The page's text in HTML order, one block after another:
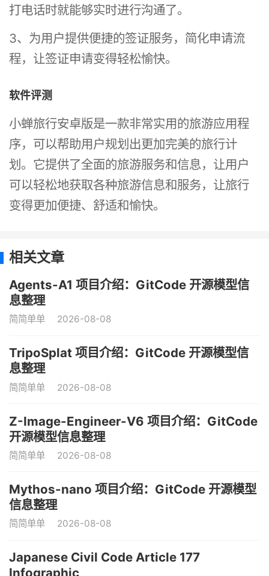
打电话时就能够实时进行沟通了。
3、为用户提供便捷的签证服务，简化申请流
程，让签证申请变得轻松愉快。
软件评测
小蝉旅行安卓版是一款非常实用的旅游应用程
序，可以帮助用户规划出更加完美的旅行计
划。它提供了全面的旅游服务和信息，让用户
可以轻松地获取各种旅游信息和服务，让旅行
变得更加便捷、舒适和愉快。
相关文章
Agents-A1 项目介绍：GitCode 开源模型信
息整理
简简单单 2026-08-08
TripoSplat 项目介绍：GitCode 开源模型信
息整理
简简单单 2026-08-08
Z-Image-Engineer-V6 项目介绍：GitCode
开源模型信息整理
简简单单 2026-08-08
Mythos-nano 项目介绍：GitCode 开源模型
信息整理
简简单单 2026-08-08
Japanese Civil Code Article 177
Infographic